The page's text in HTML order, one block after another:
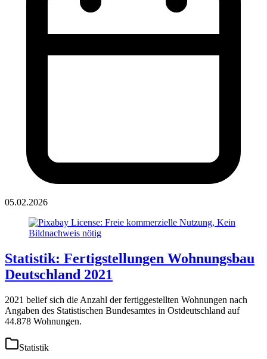
05.02.2026
Statistik: Fertigstellungen Wohnungsbau
Deutschland 2021
2021 belief sich die Anzahl der fertiggestellten Wohnungen nach
Angaben des Statistischen Bundesamtes in Ostdeutschland auf
44.878 Wohnungen.
Statistik